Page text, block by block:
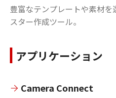
豊富なテンプレートや素材
スター作成ツール。
アプリケーション
Camera Connect